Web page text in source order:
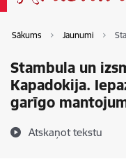
Sākums Jaunumi
Stambula un
Kapadokija.
garīgo
Atskaņot tekstu